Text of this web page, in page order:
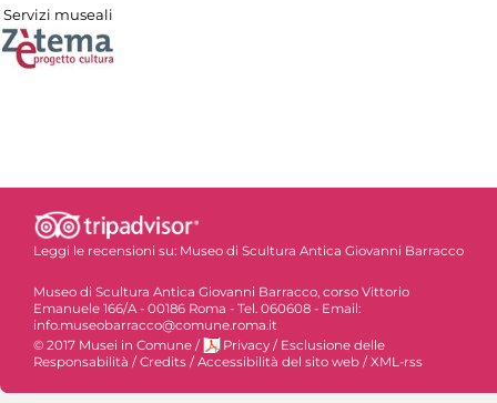
Servizi museali
Leggi le recensioni su: Museo di Scultura Antica Giovanni Barracco
Museo di Scultura Antica Giovanni Barracco, corso Vittorio
Emanuele 166/A - 00186 Roma - Tel. 060608 - Email:
info.museobarracco@comune.roma.it
© 2017 Musei in Comune / Privacy / Esclusione delle
Responsabilità /Credits /Accessibilità del sito web /XML-rss